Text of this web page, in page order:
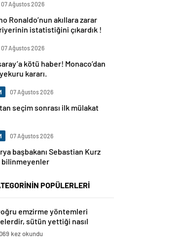
07 Ağustos 2026
Ronaldo’nun akıllara zarar
istatistiğini çıkardık !
07 Ağustos 2026
kötü haber! Monaco’dan
kararı.
07 Ağustos 2026
seçim sonrası ilk mülakat
07 Ağustos 2026
başbakanı Sebastian Kurz
POPÜLERLERİ
emzirme yöntemleri
sütün yettiği nasıl
kez okundu